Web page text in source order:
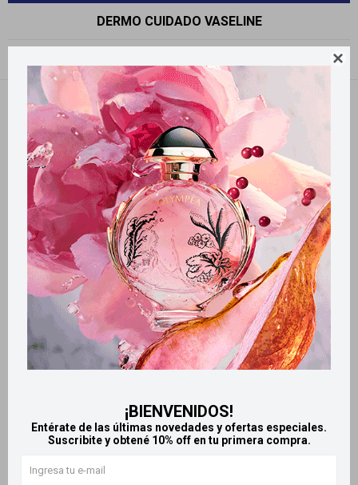

¡BIENVENIDOS!
Entérate de las últimas novedades y ofertas especiales.
Suscribite y obtené 10% off en tu primera compra.
DERMO CUIDADO VASELINE
Filtrando por: Dermo cuidado Vaseline Quitar filtros
LlegaEL LUNES
LlegaEL LUNES
LlegaEL LUNES
LlegaEL LUNES
$ 442